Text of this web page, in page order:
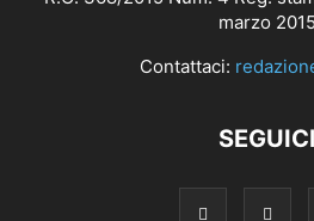
marzo 2015
Contattaci:
SEGUICI